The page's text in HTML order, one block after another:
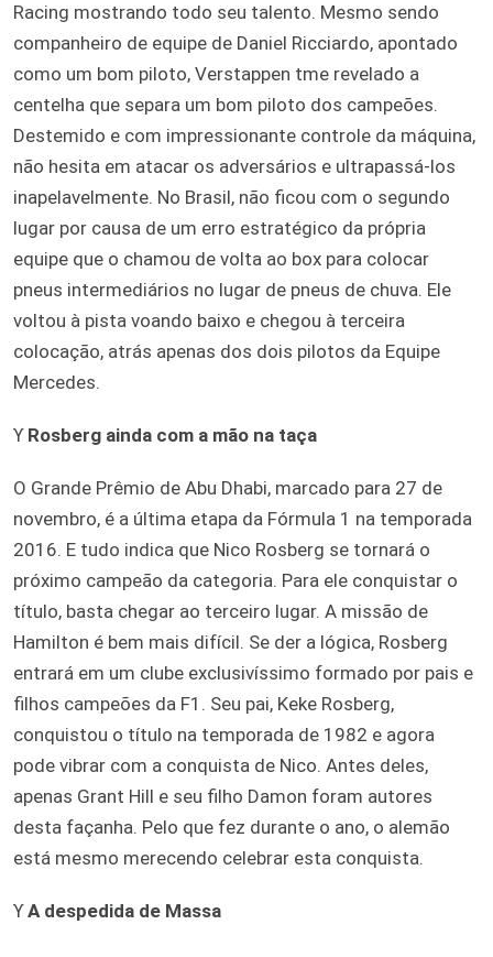
Racing mostrando todo seu talento. Mesmo sendo
companheiro de equipe de Daniel Ricciardo, apontado
como um bom piloto, Verstappen tme revelado a
centelha que separa um bom piloto dos campeões.
Destemido e com impressionante controle da máquina,
não hesita em atacar os adversários e ultrapassá-los
inapelavelmente. No Brasil, não ficou com o segundo
lugar por causa de um erro estratégico da própria
equipe que o chamou de volta ao box para colocar
pneus intermediários no lugar de pneus de chuva. Ele
voltou à pista voando baixo e chegou à terceira
colocação, atrás apenas dos dois pilotos da Equipe
Mercedes.
ϒ Rosberg ainda com a mão na taça
O Grande Prêmio de Abu Dhabi, marcado para 27 de
novembro, é a última etapa da Fórmula 1 na temporada
2016. E tudo indica que Nico Rosberg se tornará o
próximo campeão da categoria. Para ele conquistar o
título, basta chegar ao terceiro lugar. A missão de
Hamilton é bem mais difícil. Se der a lógica, Rosberg
entrará em um clube exclusivíssimo formado por pais e
filhos campeões da F1. Seu pai, Keke Rosberg,
conquistou o título na temporada de 1982 e agora
pode vibrar com a conquista de Nico. Antes deles,
apenas Grant Hill e seu filho Damon foram autores
desta façanha. Pelo que fez durante o ano, o alemão
está mesmo merecendo celebrar esta conquista.
ϒ A despedida de Massa